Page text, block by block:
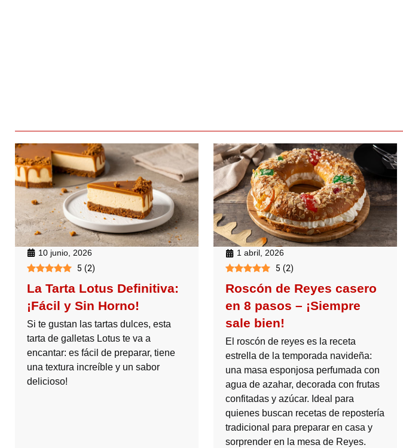
10 junio, 2026
5 (2)
La Tarta Lotus Definitiva:
¡Fácil y Sin Horno!
Si te gustan las tartas dulces, esta
tarta de galletas Lotus te va a
encantar: es fácil de preparar, tiene
una textura increíble y un sabor
delicioso!
1 abril, 2026
5 (2)
Roscón de Reyes casero
en 8 pasos – ¡Siempre
sale bien!
El roscón de reyes es la receta
estrella de la temporada navideña:
una masa esponjosa perfumada con
agua de azahar, decorada con frutas
confitadas y azúcar. Ideal para
quienes buscan recetas de repostería
tradicional para preparar en casa y
sorprender en la mesa de Reyes.